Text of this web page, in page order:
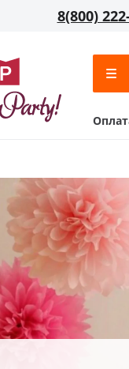
8(800)